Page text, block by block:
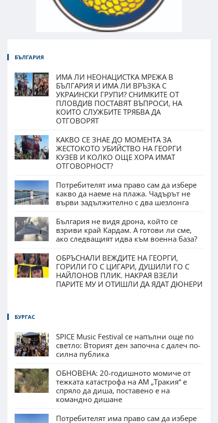
БЪЛГАРИЯ
ИМА ЛИ НЕОНАЦИСТКА МРЕЖА В
БЪЛГАРИЯ И ИМА ЛИ ВРЪЗКА С
УКРАИНСКИ ГРУПИ? СНИМКИТЕ ОТ
ПЛОВДИВ ПОСТАВЯТ ВЪПРОСИ, НА
КОИТО СЛУЖБИТЕ ТРЯБВА ДА
ОТГОВОРЯТ
КАКВО СЕ ЗНАЕ ДО МОМЕНТА ЗА
ЖЕСТОКОТО УБИЙСТВО НА ГЕОРГИ
КУЗЕВ И КОЛКО ОЩЕ ХОРА ИМАТ
ОТГОВОРНОСТ?
Потребителят има право сам да избере
какво да наеме на плажа. Чадърът не
върви задължително с два шезлонга
България не видя дрона, който се
взриви край Кардам. А готови ли сме,
ако следващият идва към военна база?
ОБРЪСНАЛИ ВЕЖДИТЕ НА ГЕОРГИ,
ГОРИЛИ ГО С ЦИГАРИ, ДУШИЛИ ГО С
НАЙЛОНОВ ПЛИК. НАКРАЯ ВЗЕЛИ
ПАРИТЕ МУ И ОТИШЛИ ДА ЯДАТ ДЮНЕРИ
БУРГАС
SPICE Music Festival се напълни още по
светло: Вторият ден започна с далеч по-
силна публика
ОБНОВЕНА: 20-годишното момиче от
тежката катастрофа на АМ „Тракия“ е
спряло да диша, поставено е на
командно дишане
Потребителят има право сам да избере